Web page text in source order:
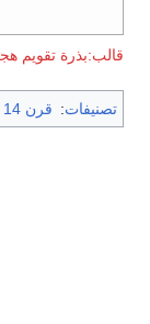
تقويم هجري
تصنيفات: قرن 14 هـ